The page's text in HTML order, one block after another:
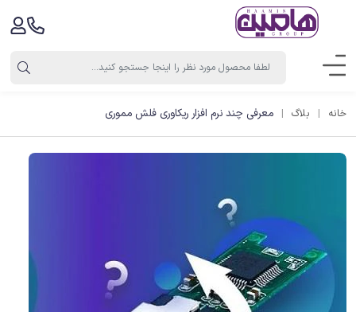
خانه بلاگ معرفی چند نرم افزار ریکاوری فلش مموری